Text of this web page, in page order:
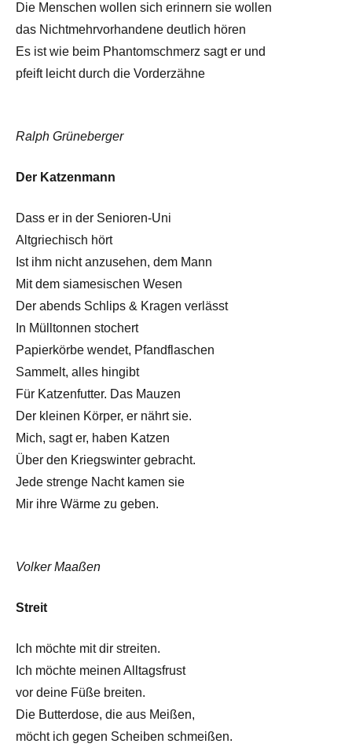
Die Menschen wollen sich erinnern sie wollen
das Nichtmehrvorhandene deutlich hören
Es ist wie beim Phantomschmerz sagt er und
pfeift leicht durch die Vorderzähne
Ralph Grüneberger
Der Katzenmann
Dass er in der Senioren-Uni
Altgriechisch hört
Ist ihm nicht anzusehen, dem Mann
Mit dem siamesischen Wesen
Der abends Schlips & Kragen verlässt
In Mülltonnen stochert
Papierkörbe wendet, Pfandflaschen
Sammelt, alles hingibt
Für Katzenfutter. Das Mauzen
Der kleinen Körper, er nährt sie.
Mich, sagt er, haben Katzen
Über den Kriegswinter gebracht.
Jede strenge Nacht kamen sie
Mir ihre Wärme zu geben.
Volker Maaßen
Streit
Ich möchte mit dir streiten.
Ich möchte meinen Alltagsfrust
vor deine Füße breiten.
Die Butterdose, die aus Meißen,
möcht ich gegen Scheiben schmeißen.